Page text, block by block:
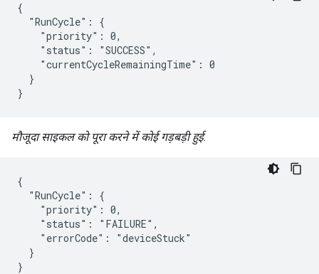
{
  "RunCycle": {
    "priority": 0,
    "status": "SUCCESS",
    "currentCycleRemainingTime": 0
  }
}
मौजूदा साइकल को पूरा करने में कोई गड़बड़ी हुई.
{
  "RunCycle": {
    "priority": 0,
    "status": "FAILURE",
    "errorCode": "deviceStuck"
  }
}